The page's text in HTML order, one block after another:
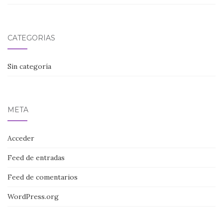
CATEGORÍAS
Sin categoría
META
Acceder
Feed de entradas
Feed de comentarios
WordPress.org